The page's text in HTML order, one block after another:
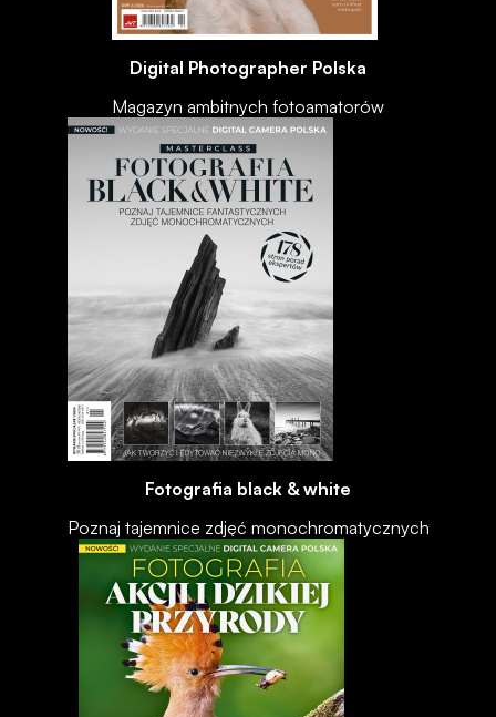
Digital Photographer Polska
Magazyn ambitnych fotoamatorów
Fotografia black & white
Poznaj tajemnice zdjęć monochromatycznych